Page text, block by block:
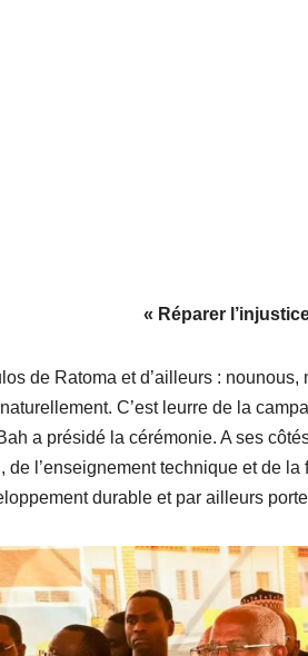
« Réparer
de Ratoma et d’ailleurs :
C’est leurre de la
a présidé la cérémonie. A ses
de l’enseignement technique et de
durable et par ailleurs